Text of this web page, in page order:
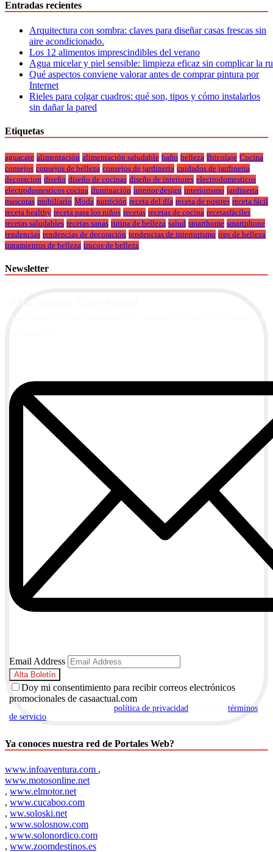
Entradas recientes
Arquitectura con sombra: claves para diseñar casas frescas sin
aire acondicionado.
Los 12 alimentos imprescindibles del verano
Agua micelar y piel sensible: limpieza eficaz sin complicar la
Qué aspectos conviene valorar antes de comprar pintura por
Internet
Rieles para colgar cuadros: qué son, tipos y cómo instalarlos
sin dañar la pared
Etiquetas
aguacate alimentación alimentación saludable baño belleza Bricolaje Cocina
consejos consejos de belleza consejos de jardineria cuidados de jardineria
decoracion diseño diseño de cocinas diseño de interiores electrodomesticos
electrodomesticos cocina iluminación interior design interiorismo jardineria
mascotas mobiliario Moda nutrición receta del día receta de postres receta fácil
receta healthy receta para los niños recetas recetas de cocina recetasfáciles
recetas saludables recetas sanas rutina de belleza salud smarthome smartphone
tendencias tendencias de decoración tendencias de interiorismo tips de belleza
tratamientos de belleza trucos de belleza
Newsletter
Email Address
Doy mi consentimiento para recibir correos electrónicos
promocionales de casaactual.com
política de privacidad
términos
de servicio
Ya conoces nuestra red de Portales Web?
www.infoaventura.com ,
www.motosonline.net
, www.elmotor.net
, www.cucaboo.com
, ww.soloski.net
, www.solosnow.com
, www.solonordico.com
, www.zoomdestinos.es